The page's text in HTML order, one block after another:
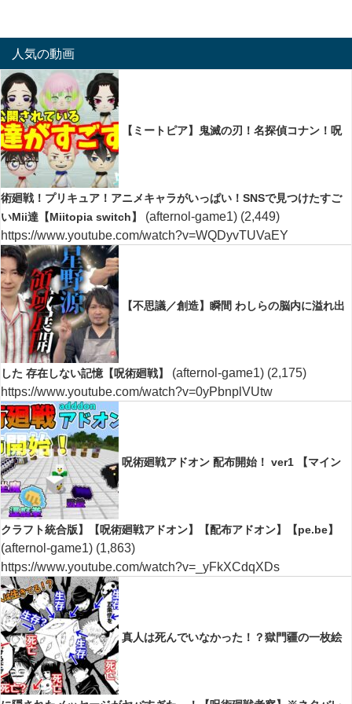
人気の動画
【ミートピア】鬼滅の刃！名探偵コナン！呪
術廻戦！プリキュア！アニメキャラがいっぱい！SNSで見つけたすご
いMii達【Miitopia switch】
(afternol-game1) (2,449)
https://www.youtube.com/watch?v=WQDyvTUVaEY
【不思議／創造】瞬間 わしらの脳内に溢れ出
した 存在しない記憶【呪術廻戦】 (afternol-game1) (2,175)
https://www.youtube.com/watch?v=0yPbnplVUtw
呪術廻戦アドオン 配布開始！ ver1 【マイン
クラフト統合版】【呪術廻戦アドオン】【配布アドオン】【pe.be】
(afternol-game1) (1,863)
https://www.youtube.com/watch?v=_yFkXCdqXDs
真人は死んでいなかった！？獄門疆の一枚絵